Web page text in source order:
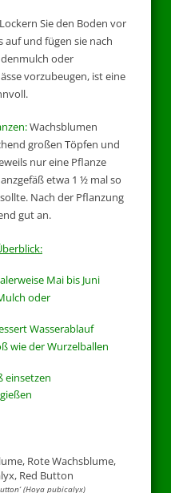
Lockern Sie den Boden vor
und fügen sie nach
oder
vorzubeugen, ist eine
Wachsblumen
großen Töpfen und
nur eine Pflanze
etwa 1 ½ mal so
Nach der Pflanzung
gut an.
Mai bis Juni
oder
Wasserablauf
wie der Wurzelballen
einsetzen
(Hoya pubicalyx)